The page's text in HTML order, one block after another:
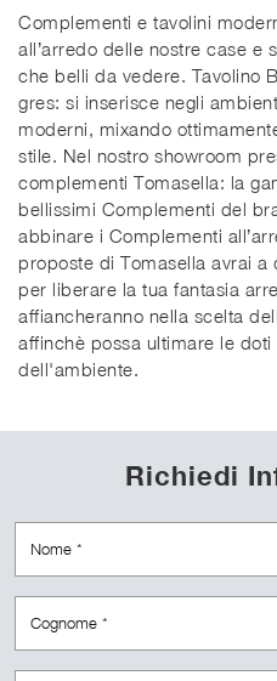
Complementi e tavolini
all’arredo delle nostre case e
che belli da vedere. Tavolino
gres: si inserisce negli
moderni, mixando
stile. Nel nostro showroom
complementi Tomasella: la
bellissimi Complementi del
abbinare i Complementi
proposte di Tomasella avrai
per liberare la tua fantasia
affiancheranno nella scelta
affinchè possa ultimare le
dell'ambiente.
Richiedi